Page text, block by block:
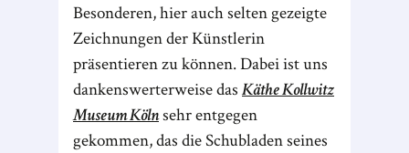
Besonderen, hier auch selten gezeigte
Zeichnungen der Künstlerin
präsentieren zu können. Dabei ist uns
dankenswerterweise das Käthe Kollwitz
Museum Kölnsehr entgegen
gekommen, das die Schubladen seines